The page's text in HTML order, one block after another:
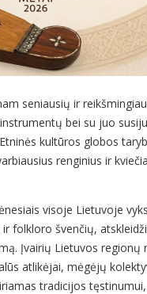
seniausių ir
bei su juo
kultūros globos
renginius ir
visoje Lietuvoje
folkloro švenčių,
Įvairių Lietuvos regionų
atlikėjai, mėgėjų
tradicijos tęstinumui,